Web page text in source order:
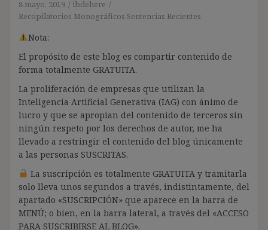
8 mayo, 2019
ibdehere
Recopilatorios Monográficos Sentencias Recientes
Nota:
El propósito de este blog es compartir contenido de
forma totalmente GRATUITA.
La proliferación de empresas que utilizan la
Inteligencia Artificial Generativa (IAG) con ánimo de
lucro y que se apropian del contenido de terceros sin
ningún respeto por los derechos de autor, me ha
llevado a restringir el contenido del blog únicamente
a las personas SUSCRITAS.
La suscripción es totalmente GRATUITA y tramitarla
solo lleva unos segundos a través, indistintamente, del
apartado «SUSCRIPCIÓN» que aparece en la barra de
MENÚ; o bien, en la barra lateral, a través del «ACCESO
PARA SUSCRIBIRSE AL BLOG».